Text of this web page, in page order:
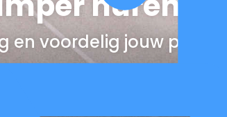
en voordelig jouw